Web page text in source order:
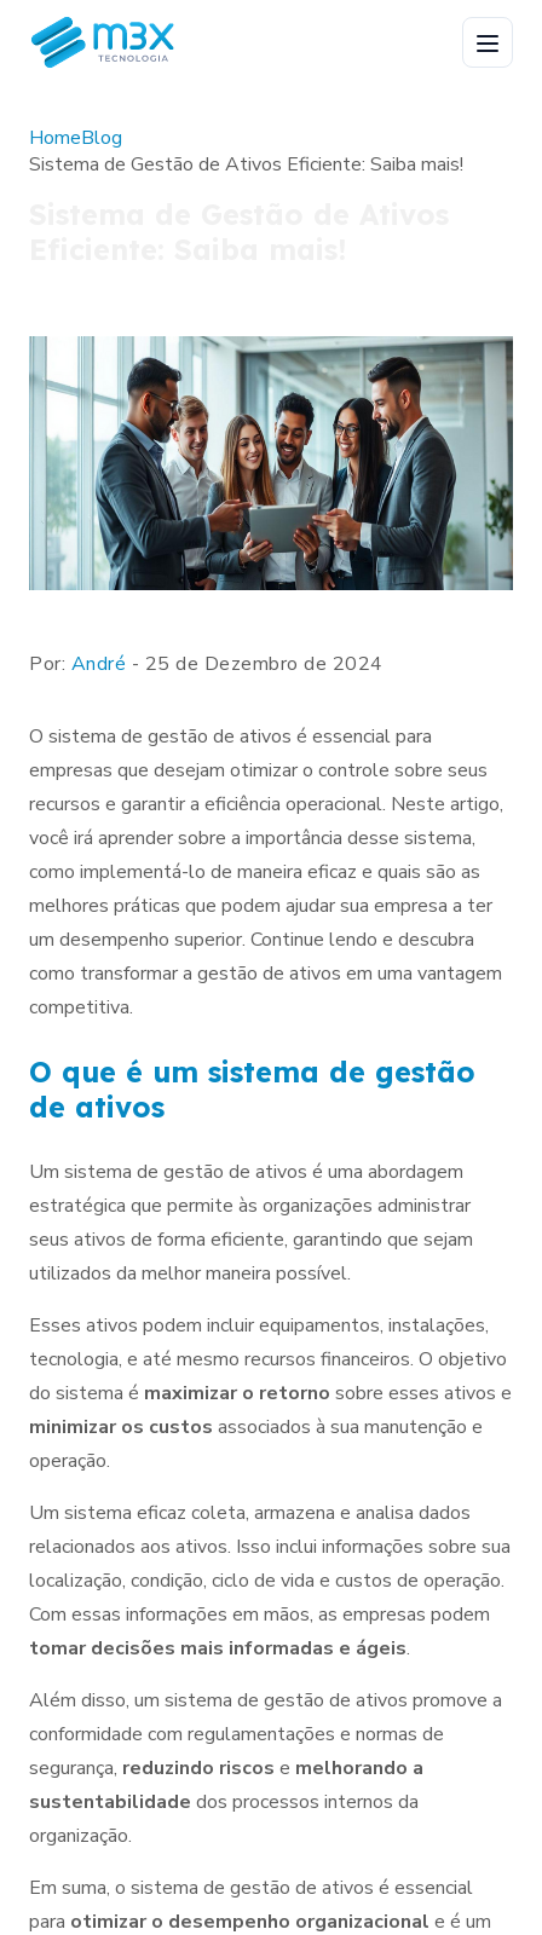
HomeBlog
Sistema de Gestão de Ativos Eficiente: Saiba mais!
Por: André - 25 de Dezembro de 2024
O sistema de gestão de ativos é essencial para
empresas que desejam otimizar o controle sobre seus
recursos e garantir a eficiência operacional. Neste artigo,
você irá aprender sobre a importância desse sistema,
como implementá-lo de maneira eficaz e quais são as
melhores práticas que podem ajudar sua empresa a ter
um desempenho superior. Continue lendo e descubra
como transformar a gestão de ativos em uma vantagem
competitiva.
O que é um sistema de gestão
de ativos
Um sistema de gestão de ativos é uma abordagem
estratégica que permite às organizações administrar
seus ativos de forma eficiente, garantindo que sejam
utilizados da melhor maneira possível.
Esses ativos podem incluir equipamentos, instalações,
tecnologia, e até mesmo recursos financeiros. O objetivo
do sistema é maximizar o retorno sobre esses ativos e
minimizar os custos associados à sua manutenção e
operação.
Um sistema eficaz coleta, armazena e analisa dados
relacionados aos ativos. Isso inclui informações sobre sua
localização, condição, ciclo de vida e custos de operação.
Com essas informações em mãos, as empresas podem
tomar decisões mais informadas e ágeis.
Além disso, um sistema de gestão de ativos promove a
conformidade com regulamentações e normas de
segurança, reduzindo riscos e melhorando a
sustentabilidade dos processos internos da
organização.
Em suma, o sistema de gestão de ativos é essencial
para otimizar o desempenho organizacional e é um